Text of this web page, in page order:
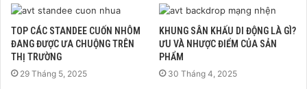
TOP CÁC STANDEE CUỐN NHÔM
ĐANG ĐƯỢC ƯA CHUỘNG TRÊN
THỊ TRƯỜNG
29 Tháng 5, 2025
KHUNG SÂN KHẤU DI ĐỘNG LÀ GÌ?
ƯU VÀ NHƯỢC ĐIỂM CỦA SẢN
PHẨM
30 Tháng 4, 2025